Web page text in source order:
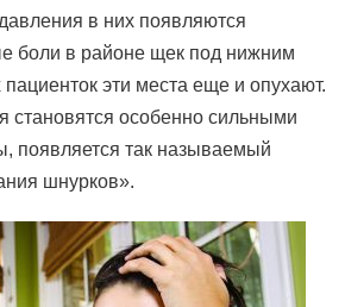
в них появляются
боли в районе щек под нижним
эти места еще и опухают.
особенно сильными
появляется так называемый
шнурков».